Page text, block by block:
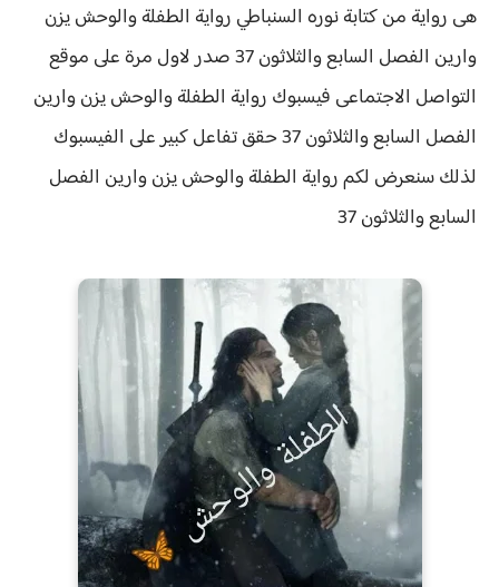
هى رواية من كتابة نوره السنباطي رواية الطفلة والوحش يزن
وارين الفصل السابع والثلاثون 37 صدر لاول مرة على موقع
التواصل الاجتماعى فيسبوك رواية الطفلة والوحش يزن وارين
الفصل السابع والثلاثون 37 حقق
تفاعل كبير على الفيسبوك
لذلك سنعرض لكمرواية الطفلة والوحش يزن وارين الفصل
السابع والثلاثون 37